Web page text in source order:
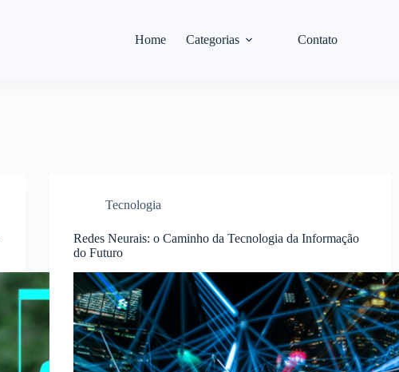
Home Categorias Contato
Tecnologia
Redes Neurais: o Caminho da Tecnologia da Informação
do Futuro